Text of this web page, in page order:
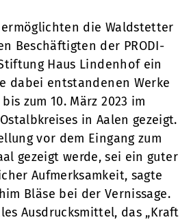
die Waldstetter
Beschäftigten der PRODI-
Haus Lindenhof ein
dabei entstandenen Werke
zum 10. März 2023 im
in Aalen gezeigt.
vor dem Eingang zum
gezeigt werde, sei ein guter
Aufmerksamkeit, sagte
Bläse bei der Vernissage.
Ausdrucksmittel, das „Kraft